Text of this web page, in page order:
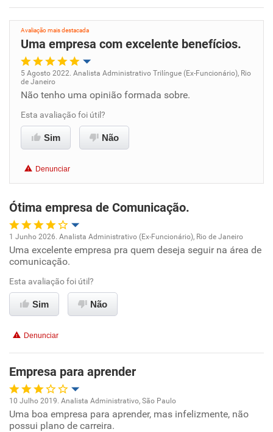
Avaliação mais destacada
Uma empresa com excelente benefícios.
Oportunidade de promoção
Ambiente de trabalho
Conciliação com a vida familiar
Recomenda esta empresa
Recomenda a diretoria
5 Agosto 2022. Analista Administrativo Trilíngue (Ex-Funcionário), Rio
de Janeiro
Não tenho uma opinião formada sobre.
Esta avaliação foi útil?
Sim Não
Denunciar
Ótima empresa de Comunicação.
Oportunidade de promoção
Ambiente de trabalho
Conciliação com a vida familiar
Recomenda esta empresa
1 Junho 2026. Analista Administrativo (Ex-Funcionário), Rio de Janeiro
Uma excelente empresa pra quem deseja seguir na área de
comunicação.
Esta avaliação foi útil?
Sim Não
Denunciar
Empresa para aprender
Oportunidade de promoção
10 Julho 2019. Analista Administrativo, São Paulo
Uma boa empresa para aprender, mas infelizmente, não
possui plano de carreira.